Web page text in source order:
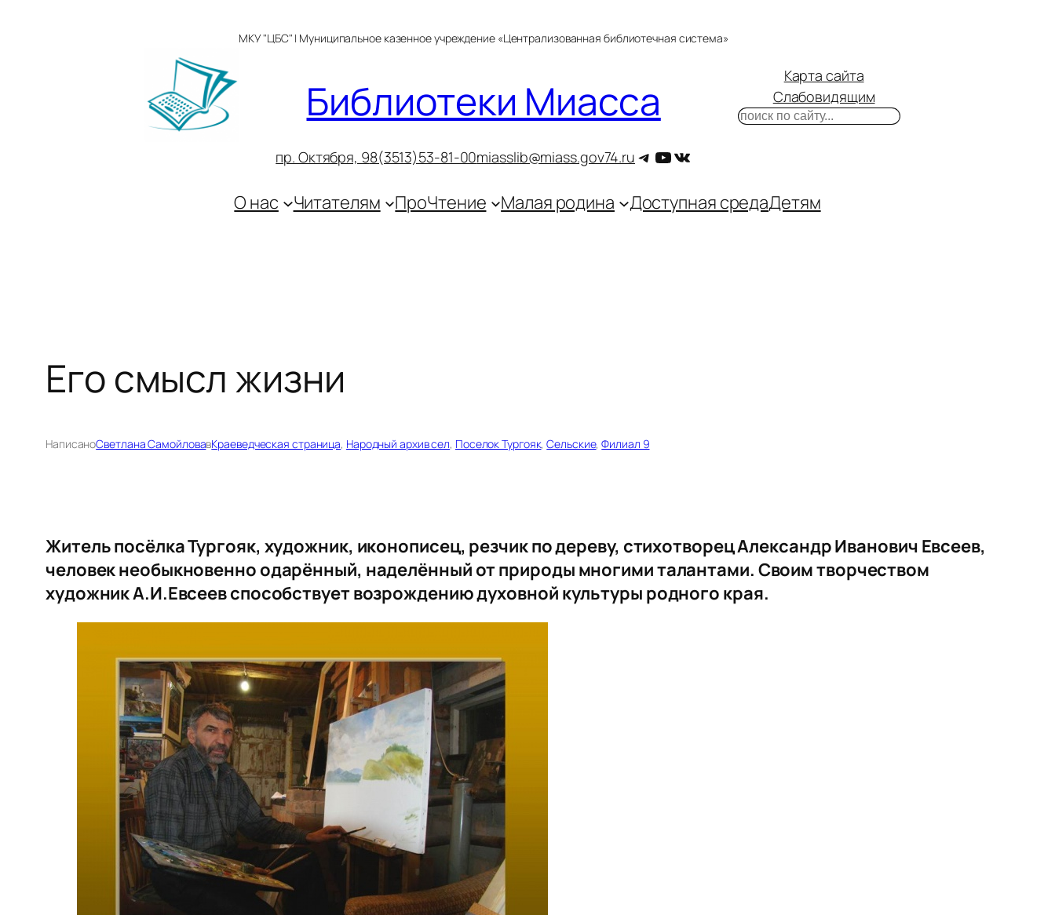
МКУ "ЦБС" | Муниципальное казенное учреждение «Централизованная библиотечная система»
Библиотеки Миасса
пр. Октября, 98(3513)53-81-00miasslib@miass.gov74.ru Telegram
YouTube
ВКонтакте
Карта сайта
Слабовидящим
Поиск
О нас Читателям ПроЧтение Малая родина Доступная средаДетям
Его смысл жизни
НаписаноСветлана СамойловавКраеведческая страница, Народный архив сел, Поселок Тургояк, Сельские, Филиал 9
Житель посёлка Тургояк, художник, иконописец, резчик по дереву, стихотворец Александр Иванович Евсеев,
человек необыкновенно одарённый, наделённый от природы многими талантами. Своим творчеством
художник А.И.Евсеев способствует возрождению духовной культуры родного края.